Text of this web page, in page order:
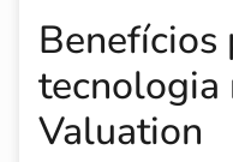
Benefícios
tecnologia
Valuation